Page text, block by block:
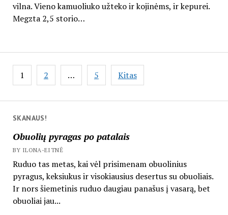
SKANAUS!
Obuolių pyragas po patalais
BY ILONA-EITNĖ
Ruduo tas metas, kai vėl prisimenam obuolinius
pyragus, keksiukus ir visokiausius desertus su obuoliais.
Ir nors šiemetinis ruduo daugiau panašus į vasarą, bet
obuoliai jau...
vilna. Vieno kamuoliuko užteko ir kojinėms, ir kepurei.
Megzta 2,5 storio…
Įrašų
puslapiavimas
1 2 … 5 Kitas